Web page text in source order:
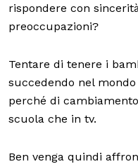
rispondere con
preoccupazioni?
Tentare di tenere i
succedendo nel mondo
perché di
scuola che in tv.
Ben venga quindi